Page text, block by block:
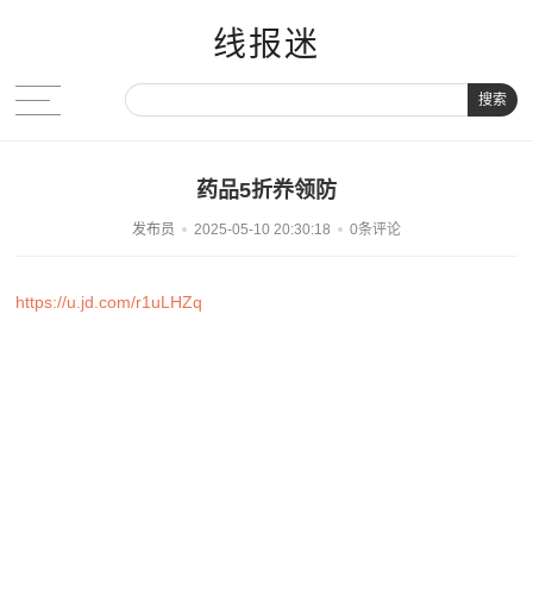
线报迷
搜索
药品5折奍领防
发布员 2025-05-10 20:30:18 0条评论
https://u.jd.com/r1uLHZq